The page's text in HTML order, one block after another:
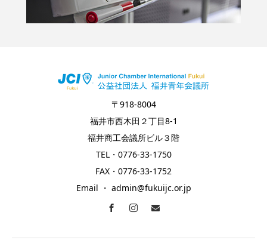
〒918-8004
福井市西木田２丁目8-1
福井商工会議所ビル３階
TEL・0776-33-1750
FAX・0776-33-1752
Email ・ admin@fukuijc.or.jp